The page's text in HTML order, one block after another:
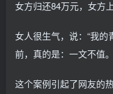
女方归还84万元，女方
女人很生气，说：“我
前，真的是：一文不值。
这个案例引起了网友的